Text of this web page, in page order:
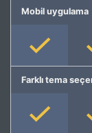
Mobil uygulama
Farklı tema